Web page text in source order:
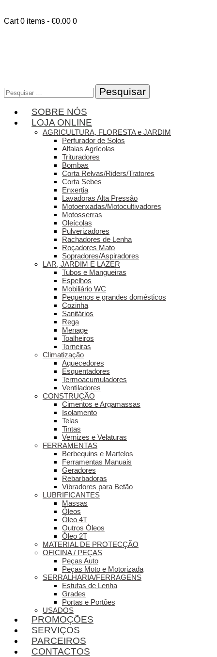
Cart 0 items - €0.00 0
Pesquisar
por:
SOBRE NÓS
LOJA ONLINE
AGRICULTURA, FLORESTA e JARDIM
Perfurador de Solos
Alfaias Agrícolas
Trituradores
Bombas
Corta Relvas/Riders/Tratores
Corta Sebes
Enxertia
Lavadoras Alta Pressão
Motoenxadas/Motocultivadores
Motosserras
Oleícolas
Pulverizadores
Rachadores de Lenha
Roçadores Mato
Sopradores/Aspiradores
LAR, JARDIM E LAZER
Tubos e Mangueiras
Espelhos
Mobiliário WC
Pequenos e grandes domésticos
Cozinha
Sanitários
Rega
Menage
Toalheiros
Torneiras
Climatização
Aquecedores
Esquentadores
Termoacumuladores
Ventiladores
CONSTRUÇÃO
Cimentos e Argamassas
Isolamento
Telas
Tintas
Vernizes e Velaturas
FERRAMENTAS
Berbequins e Martelos
Ferramentas Manuais
Geradores
Rebarbadoras
Vibradores para Betão
LUBRIFICANTES
Massas
Óleos
Óleo 4T
Outros Óleos
Óleo 2T
MATERIAL DE PROTECÇÃO
OFICINA / PEÇAS
Peças Auto
Peças Moto e Motorizada
SERRALHARIA/FERRAGENS
Estufas de Lenha
Grades
Portas e Portões
USADOS
PROMOÇÕES
SERVIÇOS
PARCEIROS
CONTACTOS